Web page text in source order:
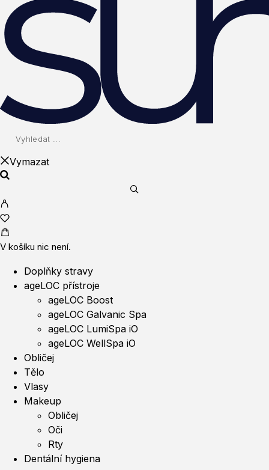
Vymazat
V košíku nic není.
Doplňky stravy
ageLOC přístroje
ageLOC Boost
ageLOC Galvanic Spa
ageLOC LumiSpa iO
ageLOC WellSpa iO
Obličej
Tělo
Vlasy
Makeup
Obličej
Oči
Rty
Dentální hygiena